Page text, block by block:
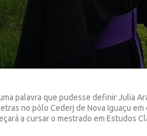
palavra que pudesse definir Julia
no pólo Cederj de Nova Iguaçu
a cursar o mestrado em Estudos